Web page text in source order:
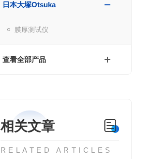
日本大塚Otsuka
膜厚测试仪
查看全部产品
相关文章
RELATED ARTICLES